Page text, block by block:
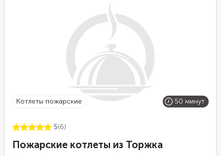
Котлеты пожарские 50 минут
5(6)
Пожарские котлеты из Торжка